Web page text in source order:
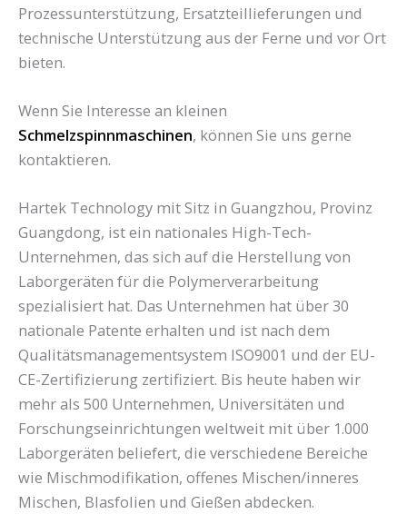
Prozessunterstützung, Ersatzteillieferungen und
technische Unterstützung aus der Ferne und vor Ort
bieten.
Wenn Sie Interesse an kleinen
Schmelzspinnmaschinen, können Sie uns gerne
kontaktieren.
Hartek Technology mit Sitz in Guangzhou, Provinz
Guangdong, ist ein nationales High-Tech-
Unternehmen, das sich auf die Herstellung von
Laborgeräten für die Polymerverarbeitung
spezialisiert hat. Das Unternehmen hat über 30
nationale Patente erhalten und ist nach dem
Qualitätsmanagementsystem ISO9001 und der EU-
CE-Zertifizierung zertifiziert. Bis heute haben wir
mehr als 500 Unternehmen, Universitäten und
Forschungseinrichtungen weltweit mit über 1.000
Laborgeräten beliefert, die verschiedene Bereiche
wie Mischmodifikation, offenes Mischen/inneres
Mischen, Blasfolien und Gießen abdecken.